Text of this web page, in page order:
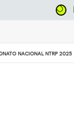
NACIONAL NTRP 2025